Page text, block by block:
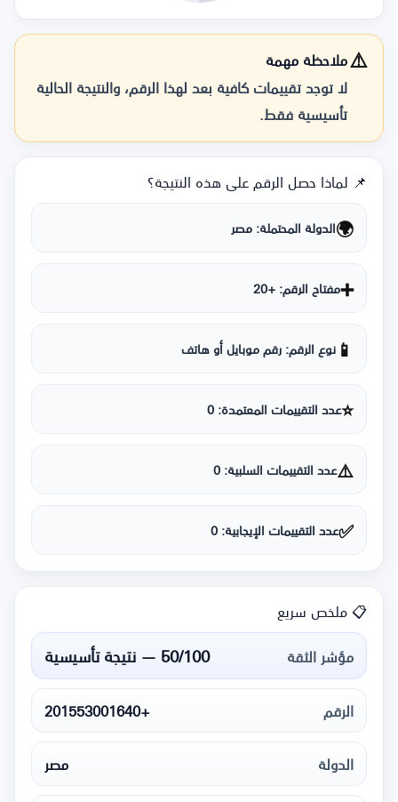
⚠️ملاحظة مهمة
لا توجد تقييمات كافية بعد لهذا الرقم، والنتيجة الحالية
تأسيسية فقط.
📌 لماذا حصل الرقم على هذه النتيجة؟
🌍الدولة المحتملة: مصر
➕مفتاح الرقم: +20
📱 نوع الرقم: رقم موبايل أو هاتف
⭐عدد التقييمات المعتمدة: 0
⚠️عدد التقييمات السلبية: 0
✅عدد التقييمات الإيجابية: 0
📋 ملخص سريع
مؤشر الثقة
50/100 — نتيجة تأسيسية
الرقم
+201553001640
الدولة
مصر